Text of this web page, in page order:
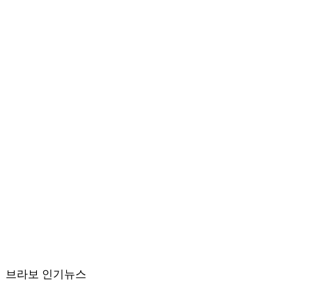
브라보 인기뉴스